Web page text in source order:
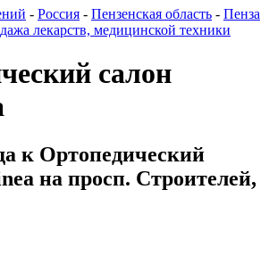
- Россия - Пензенская область - Пенза
лекарств, медицинской техники
салон
к Ортопедический
на просп. Строителей,